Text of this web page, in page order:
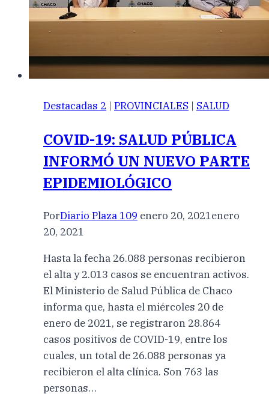
Destacadas 2 | PROVINCIALES | SALUD
COVID-19: SALUD PÚBLICA
INFORMÓ UN NUEVO PARTE
EPIDEMIOLÓGICO
PorDiario Plaza 109 enero 20, 2021enero
20, 2021
Hasta la fecha 26.088 personas recibieron
el alta y 2.013 casos se encuentran activos.
El Ministerio de Salud Pública de Chaco
informa que, hasta el miércoles 20 de
enero de 2021, se registraron 28.864
casos positivos de COVID-19, entre los
cuales, un total de 26.088 personas ya
recibieron el alta clínica. Son 763 las
personas…